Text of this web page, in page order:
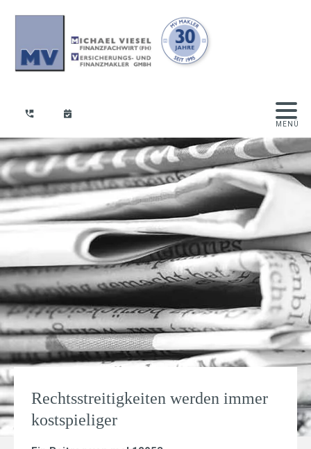
Rechtsstreitigkeiten werden immer
kostspieliger